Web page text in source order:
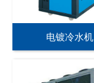
电镀冷水机